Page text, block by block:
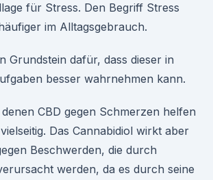
für Stress. Den Begriff Stress
im Alltagsgebrauch.
Grundstein dafür, dass dieser in
besser wahrnehmen kann.
CBD gegen Schmerzen helfen
Das Cannabidiol wirkt aber
Beschwerden, die durch
werden, da es durch seine